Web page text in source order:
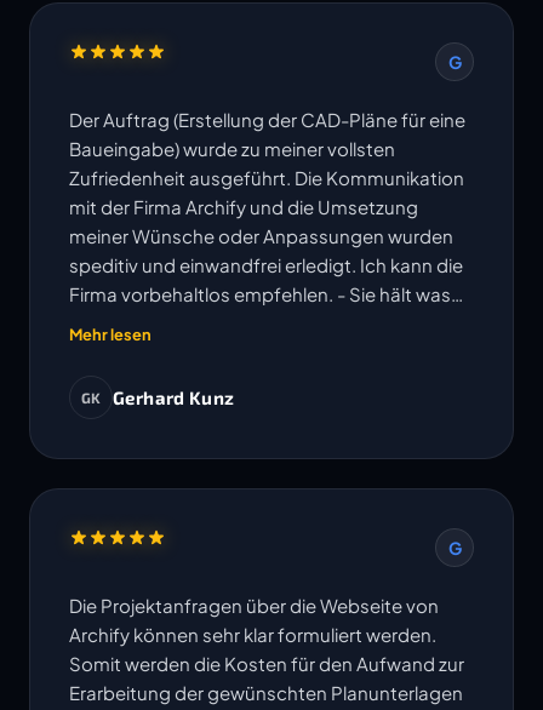
G
Der Auftrag (Erstellung der CAD-Pläne für eine
Baueingabe) wurde zu meiner vollsten
Zufriedenheit ausgeführt. Die Kommunikation
mit der Firma Archify und die Umsetzung
meiner Wünsche oder Anpassungen wurden
speditiv und einwandfrei erledigt. Ich kann die
Firma vorbehaltlos empfehlen. - Sie hält was
ihre Website verspricht!
Mehr lesen
GK Gerhard Kunz
G
Die Projektanfragen über die Webseite von
Archify können sehr klar formuliert werden.
Somit werden die Kosten für den Aufwand zur
Erarbeitung der gewünschten Planunterlagen